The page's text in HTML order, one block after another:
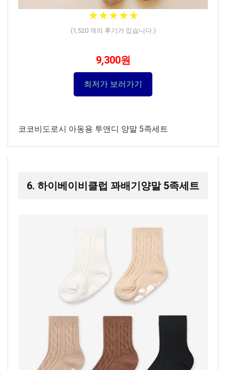
★★★★★
★★★★★
(1,520개의 후기가 있습니다.)
9,300원
최저가 보러가기
코코비도로시 아동용 투앤디 양말 5족세트
6. 하이베이비클럽 꽈배기양말 5족세트